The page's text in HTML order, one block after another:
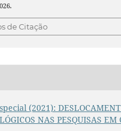
de Citação
(2021):
NAS PESQUISAS EM